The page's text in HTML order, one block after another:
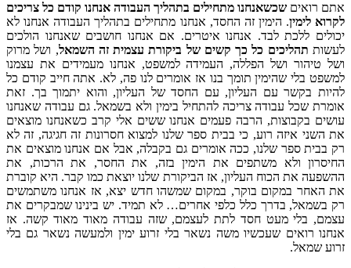
אתם רואים שכשאנחנו מתחילים בתהליך העבודה אנחנו קודם כל צריכים
לקרוא לימין. הימין זה החסד, אנחנו מתחילים בתהליך העבודה אנחנו לא
יכולים ללכת לבד. אנחנו איטרים. אם אנחנו חושבים שאנחנו הולכים
לעשות תהליכים כל כך קשים של ביקורת עצמית זה השמאל, ושל מרוק
ושל טיהור ושל הפללה, העמידה למשפט, אנחנו מעמידים את עצמנו
למשפט בלי שהימין תומך בנו אז אומרים לנו פה, לא. אתה חייב קודם כל
להיות בקשר עם העליון, עם החסד של העליון, והוא יתמוך בך. זאת
אומרת שכל עבודה צריכה להתחיל בימין ולא בשמאל. גם עבודה שאנחנו
עושים בקבוצות, הרבה פעמים אנחנו ששים אלי קרב כשאנחנו מוצאים
את השני איזה רוע, כי בבית ספר שלנו למצוא חסרונות זה חגיגה, זה לא
רק בבית ספר שלנו, ככה אומרים גם בקבלה, אבל אם אנחנו מוצאים את
החיסרון ולא משתפים את הימין בזה, את החסר, את הרכות, את
ההשפעה את הכוח העליון, אז הביקורת שלנו יוצאת כמו קבר. היא קוברת
את האחר במקום בוקר, במקום שמשהו חדש יצא, אז אנחנו משתמשים
רק בשמאל, בדרך כלל כלפי אחרים… לא תמיד. יש בינינו שמבקרים את
עצמם, בלי מעט חסד לתת לעצמם, שזה עבודה מאוד מאוד קשה. אז
אנחנו רואים שעכשיו משה נשאר בלי זרוע ימין ולמעשה נשאר גם בלי
זרוע שמאל.